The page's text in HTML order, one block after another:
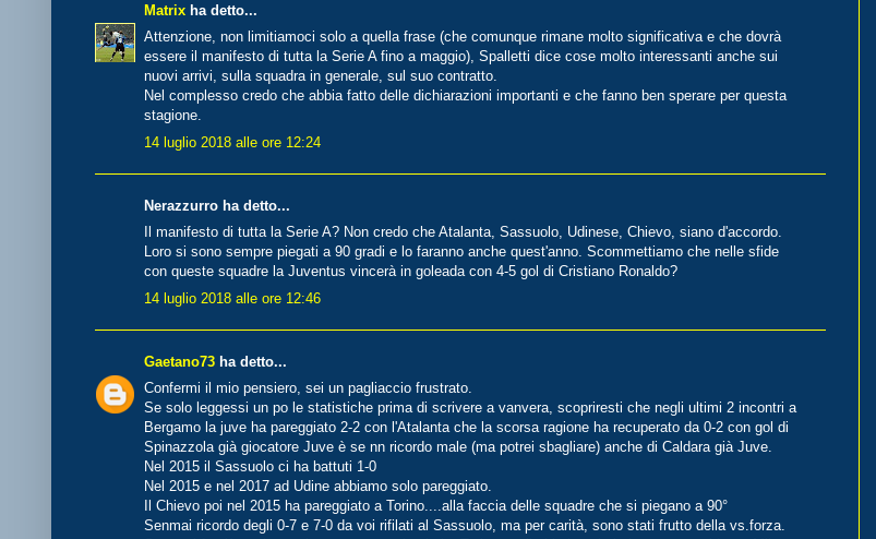
Matrix ha detto...
Attenzione, non limitiamoci solo a quella frase (che comunque rimane molto significativa e che dovrà
essere il manifesto di tutta la Serie A fino a maggio), Spalletti dice cose molto interessanti anche sui
nuovi arrivi, sulla squadra in generale, sul suo contratto.
Nel complesso credo che abbia fatto delle dichiarazioni importanti e che fanno ben sperare per questa
stagione.
14 luglio 2018 alle ore 12:24
Nerazzurro ha detto...
Il manifesto di tutta la Serie A? Non credo che Atalanta, Sassuolo, Udinese, Chievo, siano d'accordo.
Loro si sono sempre piegati a 90 gradi e lo faranno anche quest'anno. Scommettiamo che nelle sfide
con queste squadre la Juventus vincerà in goleada con 4-5 gol di Cristiano Ronaldo?
14 luglio 2018 alle ore 12:46
Gaetano73 ha detto...
Confermi il mio pensiero, sei un pagliaccio frustrato.
Se solo leggessi un po le statistiche prima di scrivere a vanvera, scopriresti che negli ultimi 2 incontri a
Bergamo la juve ha pareggiato 2-2 con l'Atalanta che la scorsa ragione ha recuperato da 0-2 con gol di
Spinazzola già giocatore Juve è se nn ricordo male (ma potrei sbagliare) anche di Caldara già Juve.
Nel 2015 il Sassuolo ci ha battuti 1-0
Nel 2015 e nel 2017 ad Udine abbiamo solo pareggiato.
Il Chievo poi nel 2015 ha pareggiato a Torino....alla faccia delle squadre che si piegano a 90°
Senmai ricordo degli 0-7 e 7-0 da voi rifilati al Sassuolo, ma per carità, sono stati frutto della vs.forza.